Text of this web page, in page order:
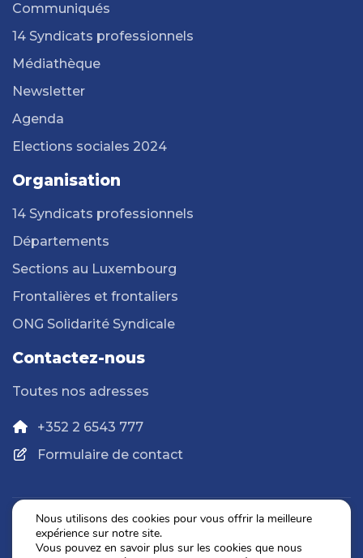
Communiqués
14 Syndicats professionnels
Médiathèque
Newsletter
Agenda
Elections sociales 2024
Organisation
14 Syndicats professionnels
Départements
Sections au Luxembourg
Frontalières et frontaliers
ONG Solidarité Syndicale
Contactez-nous
Toutes nos adresses
+352 2 6543 777
Formulaire de contact
Politique de confidentialité
Nous utilisons des cookies pour vous offrir la meilleure
expérience sur notre site.
Vous pouvez en savoir plus sur les cookies que nous